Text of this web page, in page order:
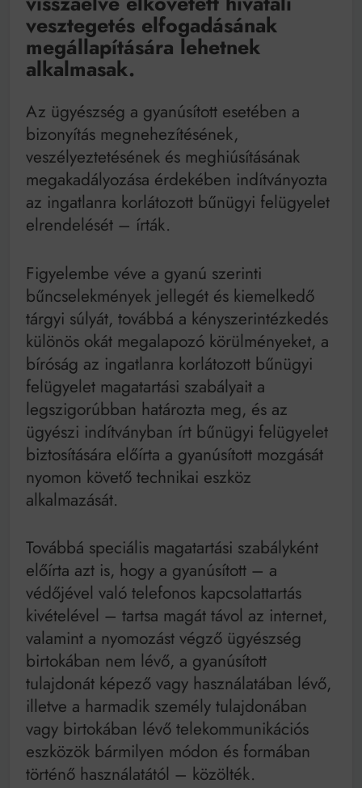
vesztegetés elfogadásának
megállapítására lehetnek
alkalmasak.
Az ügyészség a gyanúsított esetében a
bizonyítás megnehezítésének,
veszélyeztetésének és meghiúsításának
megakadályozása érdekében indítványozta
az ingatlanra korlátozott bűnügyi felügyelet
elrendelését – írták.
Figyelembe véve a gyanú szerinti
bűncselekmények jellegét és kiemelkedő
tárgyi súlyát, továbbá a kényszerintézkedés
különös okát megalapozó körülményeket, a
bíróság az ingatlanra korlátozott bűnügyi
felügyelet magatartási szabályait a
legszigorúbban határozta meg, és az
ügyészi indítványban írt bűnügyi felügyelet
biztosítására előírta a gyanúsított mozgását
nyomon követő technikai eszköz
alkalmazását.
Továbbá speciális magatartási szabályként
előírta azt is, hogy a gyanúsított – a
védőjével való telefonos kapcsolattartás
kivételével – tartsa magát távol az internet,
valamint a nyomozást végző ügyészség
birtokában nem lévő, a gyanúsított
tulajdonát képező vagy használatában lévő,
illetve a harmadik személy tulajdonában
vagy birtokában lévő telekommunikációs
eszközök bármilyen módon és formában
történő használatától – közölték.